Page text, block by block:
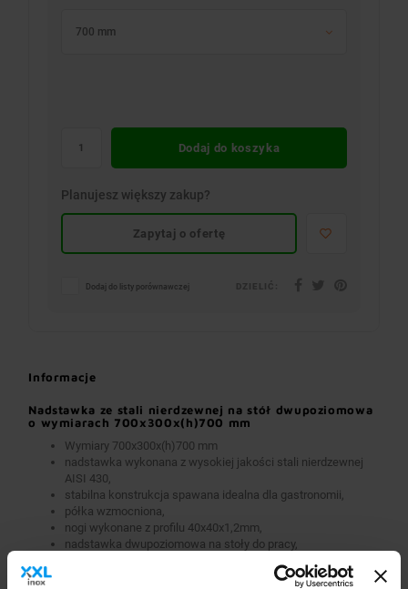
700 mm
Dodaj do koszyka
Planujesz większy zakup?
Zapytaj o ofertę
Dodaj do listy porównawczej
Informacje
Nadstawka ze stali nierdzewnej na stół dwupoziomowa
o wymiarach 700x300x(h)700 mm
Wymiary 700x300x(h)700 mm
nadstawka wykonana z wysokiej jakości stali nierdzewnej
AISI 430,
stabilna konstrukcja spawana idealna dla gastronomii,
półka wzmocniona,
nogi wykonane z profilu 40x40x1,2mm,
nadstawka dwupoziomowa na stoły do pracy,